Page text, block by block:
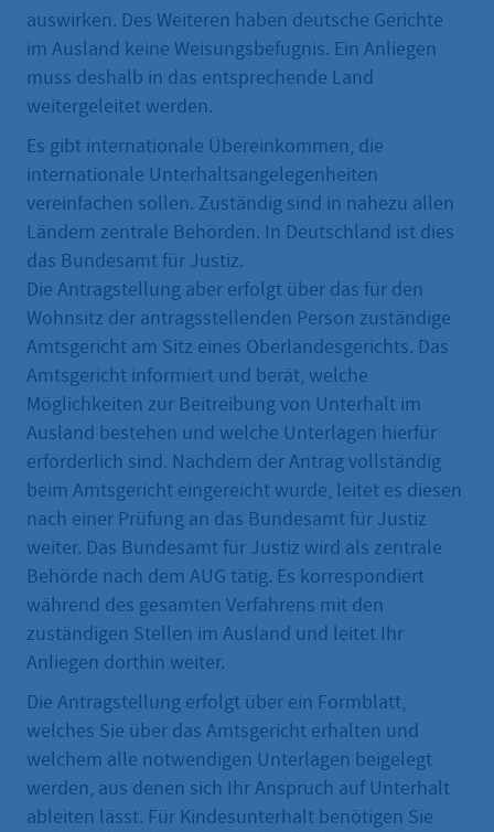
auswirken. Des Weiteren haben deutsche Gerichte
im Ausland keine Weisungsbefugnis. Ein Anliegen
muss deshalb in das entsprechende Land
weitergeleitet werden.
Es gibt internationale Übereinkommen, die
internationale Unterhaltsangelegenheiten
vereinfachen sollen. Zuständig sind in nahezu allen
Ländern zentrale Behörden. In Deutschland ist dies
das Bundesamt für Justiz.
Die Antragstellung aber erfolgt über das für den
Wohnsitz der antragsstellenden Person zuständige
Amtsgericht am Sitz eines Oberlandesgerichts. Das
Amtsgericht informiert und berät, welche
Möglichkeiten zur Beitreibung von Unterhalt im
Ausland bestehen und welche Unterlagen hierfür
erforderlich sind. Nachdem der Antrag vollständig
beim Amtsgericht eingereicht wurde, leitet es diesen
nach einer Prüfung an das Bundesamt für Justiz
weiter. Das Bundesamt für Justiz wird als zentrale
Behörde nach dem AUG tätig. Es korrespondiert
während des gesamten Verfahrens mit den
zuständigen Stellen im Ausland und leitet Ihr
Anliegen dorthin weiter.
Die Antragstellung erfolgt über ein Formblatt,
welches Sie über das Amtsgericht erhalten und
welchem alle notwendigen Unterlagen beigelegt
werden, aus denen sich Ihr Anspruch auf Unterhalt
ableiten lässt. Für Kindesunterhalt benötigen Sie